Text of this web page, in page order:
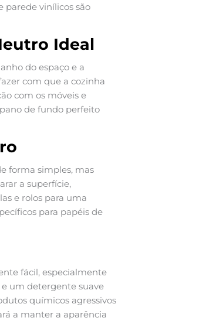
parede vinílicos são
Ideal
do espaço e a
com que a cozinha
com os móveis e
de fundo perfeito
forma simples, mas
a superfície,
e rolos para uma
para papéis de
fácil, especialmente
um detergente suave
químicos agressivos
a manter a aparência